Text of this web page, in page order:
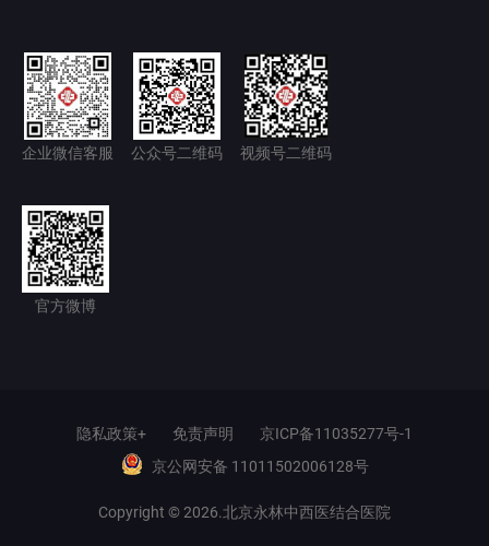
企业微信客服 公众号二维码 视频号二维码
官方微博
隐私政策+ 免责声明
京ICP备11035277号-1
京公网安备 11011502006128号
Copyright © 2026.北京永林中西医结合医院